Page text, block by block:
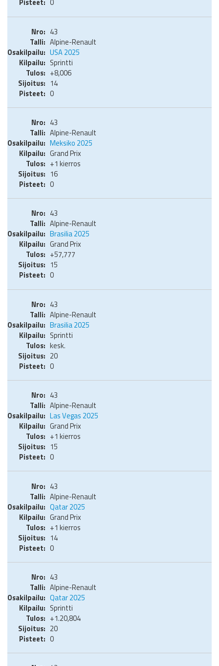
0
43
Alpine-Renault
USA 2025
Sprintti
+8,006
14
0
43
Alpine-Renault
Meksiko 2025
Grand Prix
+1 kierros
16
0
43
Alpine-Renault
Brasilia 2025
Grand Prix
+57,777
15
0
43
Alpine-Renault
Brasilia 2025
Sprintti
kesk.
20
0
43
Alpine-Renault
Las Vegas 2025
Grand Prix
+1 kierros
15
0
43
Alpine-Renault
Qatar 2025
Grand Prix
+1 kierros
14
0
43
Alpine-Renault
Qatar 2025
Sprintti
+1.20,804
20
0